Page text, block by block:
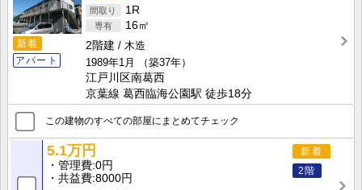
新着
アパート
1R
16㎡
2階建
木造
1989年1月
（築37年）
江戸川区南葛西
京葉線 葛西臨海公園駅 徒歩18分
この建物のすべての部屋にまとめてチェック
新着
2階
5.1万円
管理費 0円
共益費 8000円